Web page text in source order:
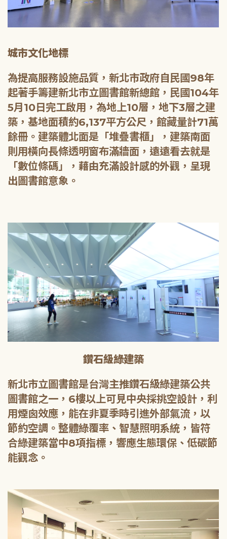
城市文化地標
為提高服務設施品質，新北市政府自民國98年
起著手籌建新北市立圖書館新總館，民國104年
5月10日完工啟用，為地上10層，地下3層之建
築，基地面積約6,137平方公尺，館藏量計71萬
餘冊。建築體北面是「堆疊書櫃」，建築南面
則用橫向長條透明窗布滿牆面，遠遠看去就是
「數位條碼」，藉由充滿設計感的外觀，呈現
出圖書館意象。
鑽石級綠建築
新北市立圖書館是台灣主推鑽石級綠建築公共
圖書館之一，6樓以上可見中央採挑空設計，利
用煙囪效應，能在非夏季時引進外部氣流，以
節約空調。整體綠覆率、智慧照明系統，皆符
合綠建築當中8項指標，響應生態環保、低碳節
能觀念。